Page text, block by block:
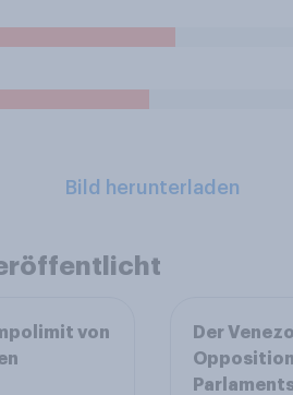
Bild herunterladen
von
Der